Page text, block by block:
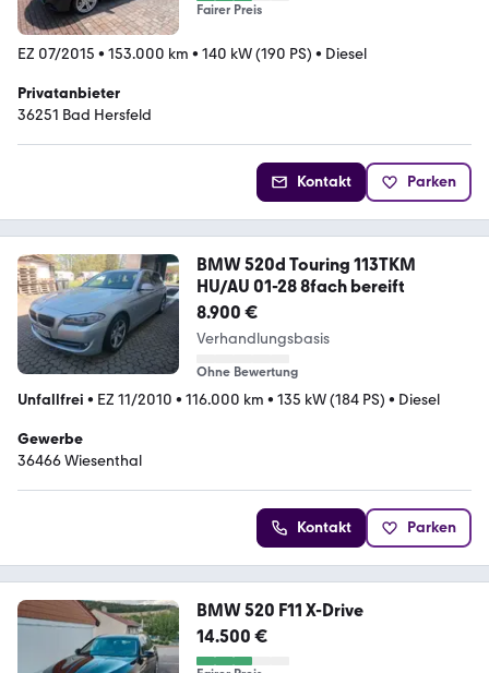
Fairer Preis
EZ 07/2015 • 153.000 km • 140 kW (190 PS) • Diesel
Privatanbieter
36251 Bad Hersfeld
Kontakt Parken
BMW 520d Touring 113TKM
HU/AU 01-28 8fach bereift
8.900 €
Verhandlungsbasis
Ohne Bewertung
Unfallfrei • EZ 11/2010 • 116.000 km • 135 kW (184 PS) • Diesel
Gewerbe
36466 Wiesenthal
Kontakt Parken
BMW 520 F11 X-Drive
14.500 €